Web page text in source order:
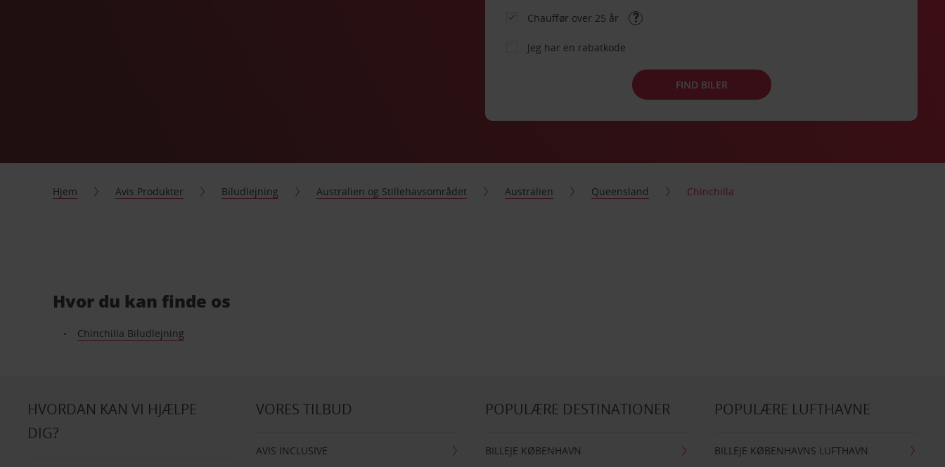
Chauffør over 25 år
Jeg har en rabatkode
FIND BILER
Hjem Avis Produkter Biludlejning Australien og Stillehavsområdet Australien Queensland Chinchilla
Hvor du kan finde os
Chinchilla Biludlejning
HVORDAN KAN VI HJÆLPE
DIG?
VORES TILBUD
AVIS INCLUSIVE
POPULÆRE DESTINATIONER
BILLEJE KØBENHAVN
POPULÆRE LUFTHAVNE
BILLEJE KØBENHAVNS LUFTHAVN